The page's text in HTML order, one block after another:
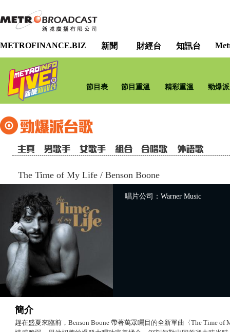
METROFINANCE.BIZ 新聞 財經台 知訊台
節目表 節目重溫 精彩重溫 勁爆
The Time of My Life / Benson Boone
唱片公司：Warner Music
簡介
趕在盛夏來臨前，Benson Boone 帶著萬眾矚目的全新單曲〈The Time